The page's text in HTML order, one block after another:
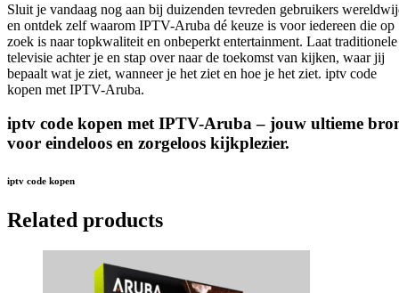
Sluit je vandaag nog aan bij duizenden tevreden gebruikers
en ontdek zelf waarom IPTV-Aruba dé keuze is voor iedereen die op
zoek is naar topkwaliteit en onbeperkt entertainment. Laat traditionele
televisie achter je en stap over naar de toekomst van kijken, waar jij
bepaalt wat je ziet, wanneer je het ziet en hoe je het ziet. iptv code
kopen met IPTV-Aruba.
iptv code kopen met IPTV-Aruba – jouw ultieme
voor eindeloos en zorgeloos kijkplezier.
iptv code kopen
Related products